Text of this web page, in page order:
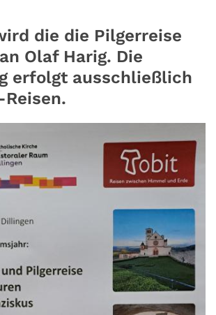
die die Pilgerreise
Olaf Harig. Die
erfolgt ausschließlich